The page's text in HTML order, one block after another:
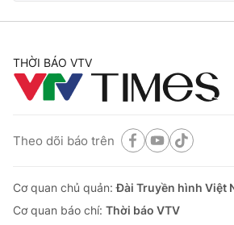
THỜI BÁO VTV
Theo dõi báo trên
Cơ quan chủ quản:Đài Truyền hình Việt
Cơ quan báo chí: Thời báo VTV